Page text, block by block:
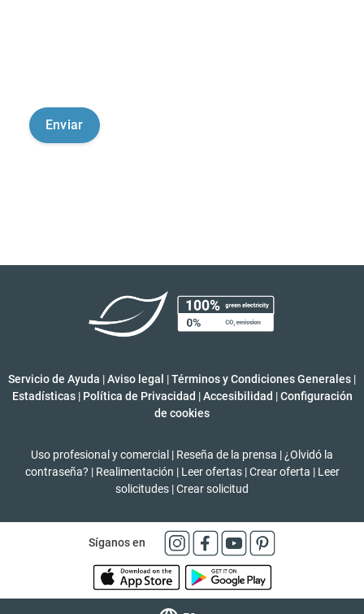
Servicio de Ayuda |Aviso legal |Términos y Condiciones Generales |
Estadísticas | Política de Privacidad | Accesibilidad | Configuración
de cookies
Uso profesional y comercial | Reseña de la prensa | ¿Olvidó la
contraseña? | Realimentación | Leer ofertas | Crear oferta | Leer
solicitudes |Crear solicitud
Síganos en